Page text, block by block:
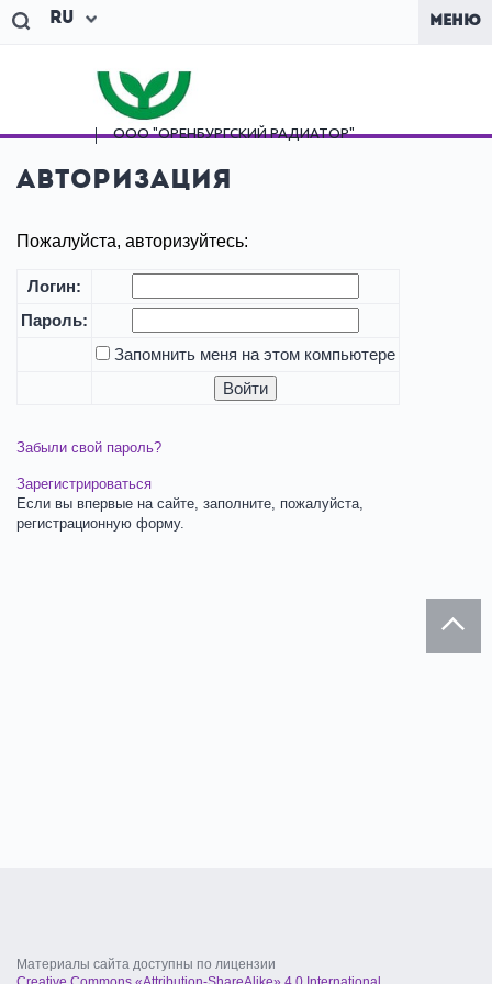
Ru МЕНЮ
ООО "ОРЕНБУРГСКИЙРАДИАТОР"
Авторизация
Пожалуйста, авторизуйтесь:
Логин:
Пароль:
Запомнить меня на этом компьютере
Забыли свой пароль?
Зарегистрироваться
Если вы впервые на сайте, заполните, пожалуйста,
регистрационную форму.
Материалы сайта доступны по лицензии